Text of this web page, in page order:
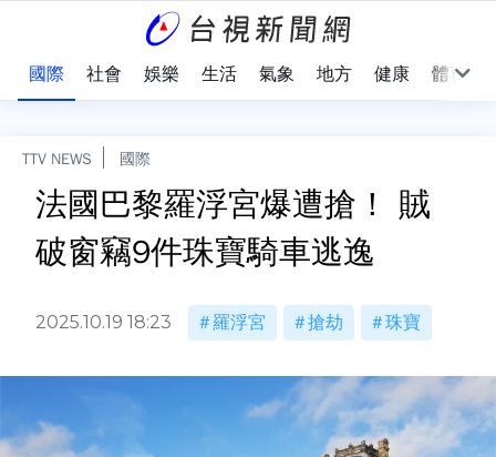
國際 社會 娛樂 生活 氣象 地方 健康 體育
TTV NEWS 國際
法國巴黎羅浮宮爆遭搶！ 賊
破窗竊9件珠寶騎車逃逸
2025.10.19 18:23 羅浮宮 搶劫 珠寶